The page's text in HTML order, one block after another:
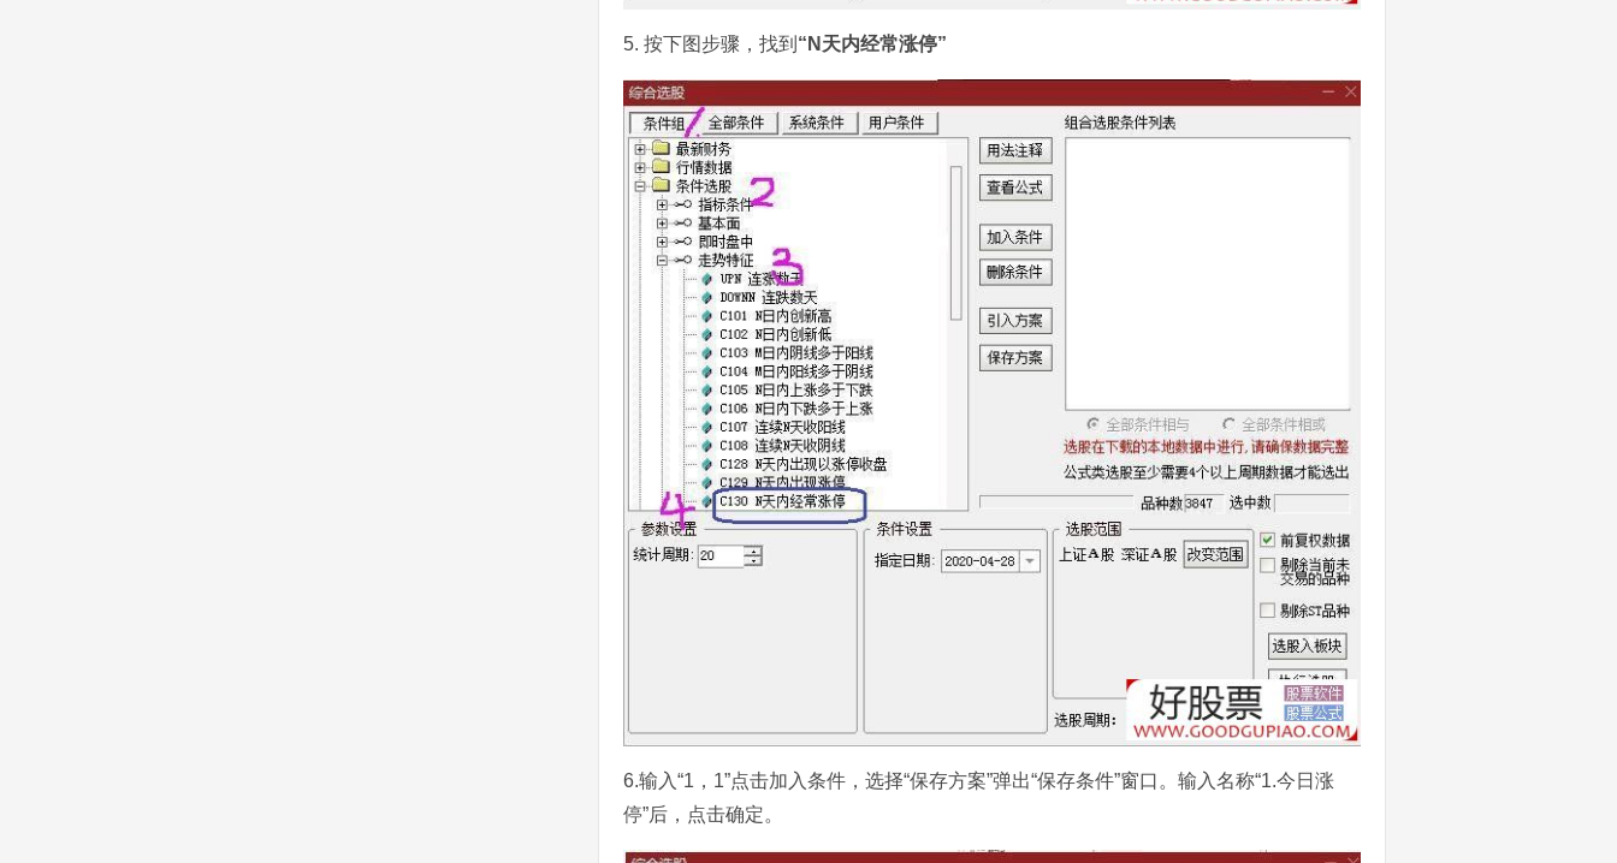
5. 按下图步骤，找到 “N天内经常涨停”
6.输入“1，1”点击加入条件，选择“保存方案”弹出“保存条件”窗口。输入名称“1.今日涨
停”后，点击确定。